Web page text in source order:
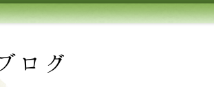
ログ